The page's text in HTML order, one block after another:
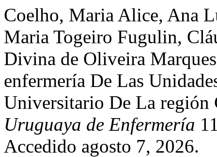
Coelho, Maria Alice, Ana
Maria Togeiro Fugulin,
Divina de Oliveira
enfermería De Las
Universitario De La región
Uruguaya de Enfermería
Accedido agosto 7, 2026.